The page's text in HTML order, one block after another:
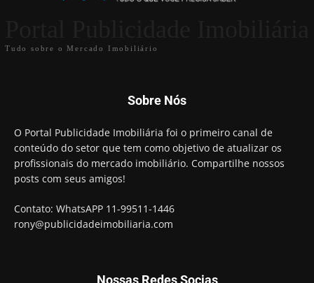
Tudo sobre o Mercado Imobiliário
Sobre Nós
O Portal Publicidade Imobiliária foi o primeiro canal de
conteúdo do setor que tem como objetivo de atualizar os
profissionais do mercado imobiliário. Compartilhe nossos
posts com seus amigos!
Contato: WhatsAPP 11-99511-1446
rony@publicidadeimobiliaria.com
Nossas Redes Socias